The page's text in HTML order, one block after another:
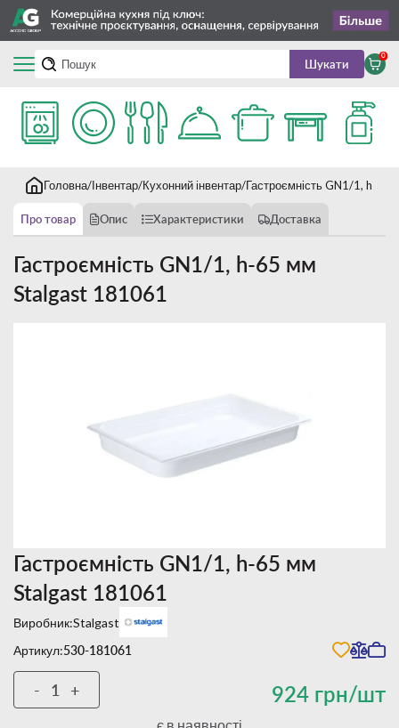
Шукати
0
Головна Інвентар Кухонний інвентар Гастроємність GN1/1, h-
Про товар Опис Характеристики Доставка
Гастроємність GN1/1, h-65 мм
Stalgast 181061
Гастроємність GN1/1, h-65 мм
Stalgast 181061
Виробник:Stalgast
Артикул:530-181061
924 грн/шт
- +